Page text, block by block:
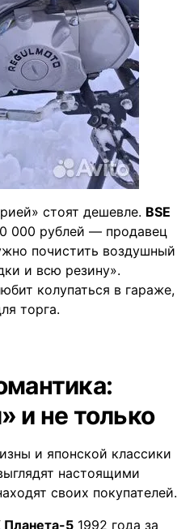
стоят дешевле. BSE
000 рублей — продавец
почистить воздушный
и всю резину».
колупаться в гараже,
торга.
и не только
и японской классики
настоящими
своих покупателей.
5 1992 года за